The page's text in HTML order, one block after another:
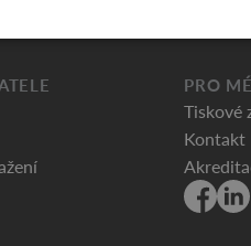
PRO
Tiskové
Kontakt